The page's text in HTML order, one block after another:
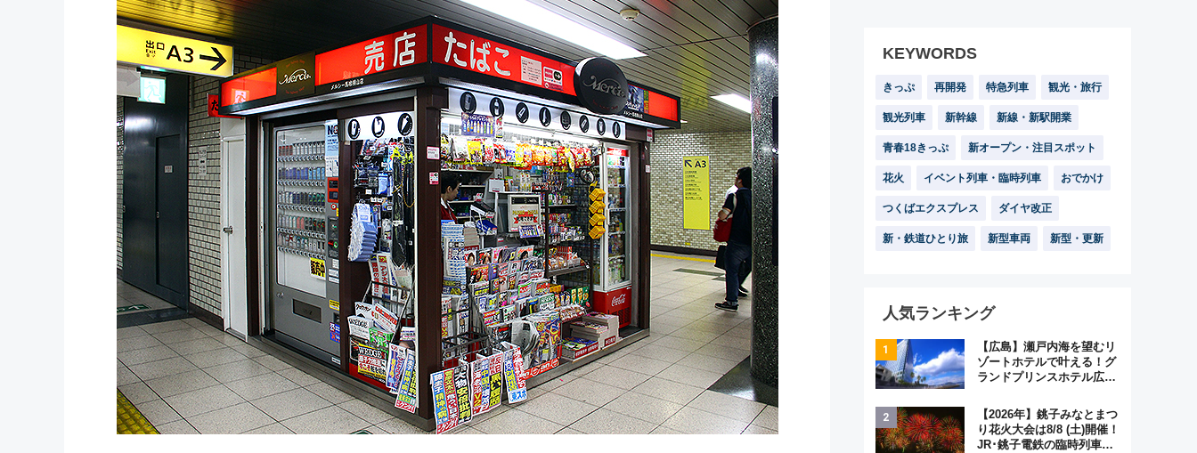
KEYWORDS
きっぷ 再開発 特急列車 観光・旅行
観光列車 新幹線 新線・新駅開業
青春18きっぷ 新オープン・注目スポット
花火 イベント列車・臨時列車 おでかけ
つくばエクスプレス ダイヤ改正
新・鉄道ひとり旅 新型車両 新型・更新
人気ランキング
【広島】瀬戸内海を望むリ
ゾートホテルで叶える！グ
ランドプリンスホテル広島
ジュアルパーティープラン
【2026年】銚子みなとまつ
り花火大会は8/8 (土)開催！
JR･銚子電鉄の臨時列車や